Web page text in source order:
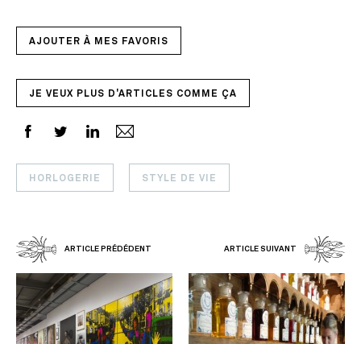
AJOUTER À MES FAVORIS
JE VEUX PLUS D'ARTICLES COMME ÇA
HORLOGERIE STYLE DE VIE
ARTICLE PRÉDÉDENT ARTICLE SUIVANT